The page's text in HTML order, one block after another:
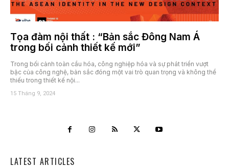
Tọa đàm nội thất : “Bản sắc Đông Nam Á
trong bối cảnh thiết kế mới”
Trong bối cảnh toàn cầu hóa, công nghiệp hóa và sự phát triển vượt
bậc của công nghệ, bản sắc đóng một vai trò quan trọng và không thể
thiếu trong thiết kế nội...
15 Tháng 9, 2024
LATEST ARTICLES